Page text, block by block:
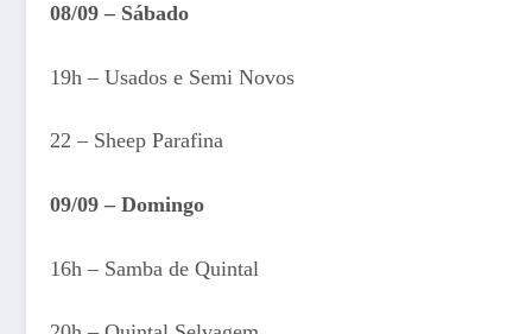
08/09 – Sábado
19h – Usados e Semi Novos
22 – Sheep Parafina
09/09 – Domingo
16h – Samba de Quintal